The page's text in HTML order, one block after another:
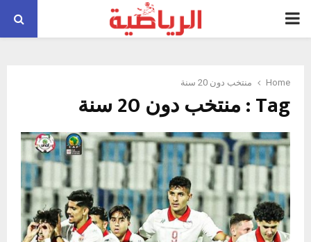
PRIMARY
Home منتخب دون 20 سنة
Tag : منتخب دون 20 سنة